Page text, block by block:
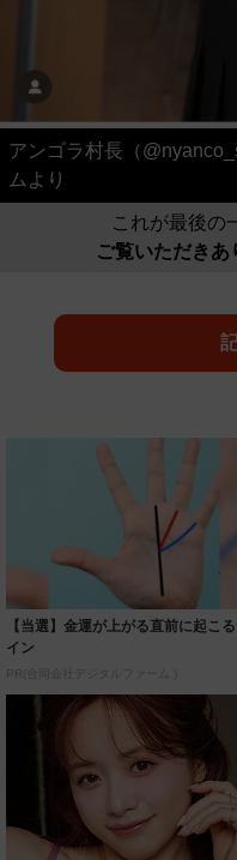
アンゴラ村長（
ムより
これが最後の
ご覧いただきあ
【当選】金運が上がる直前に起こ
イン
PR(合同会社デジタルファーム )